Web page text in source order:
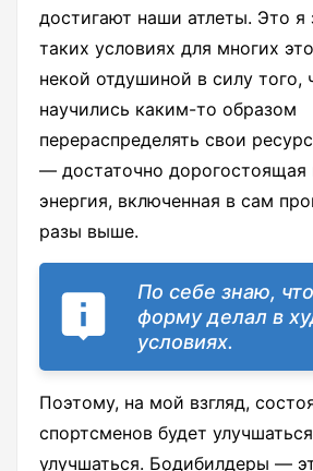
достигают наши атлеты. Это я
таких условиях для многих
некой отдушиной в силу того,
научились каким-то образом
перераспределять свои
— достаточно дорогостоящая
энергия, включенная в сам
разы выше.
По себе знаю,
форму делал в
условиях.
Поэтому, на мой взгляд,
спортсменов будет
улучшаться. Бодибилдеры —